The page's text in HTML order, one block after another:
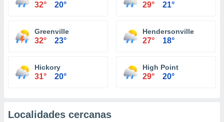
32° 20° 29° 21°
Greenville
32° 23°
Hendersonville
27° 18°
Hickory
31° 20°
High Point
29° 20°
Localidades cercanas